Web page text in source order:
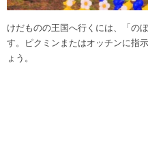
けだものの王国へ行くには、「の
す。ピクミンまたはオッチンに指
ょう。